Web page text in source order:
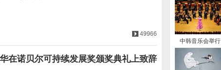
49966
在诺贝尔可持续发展奖颁奖典礼上致辞
中韩音乐会举行